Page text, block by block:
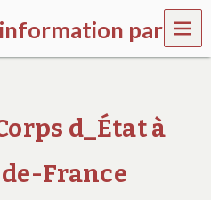
par
MEN
U
d_État à
France